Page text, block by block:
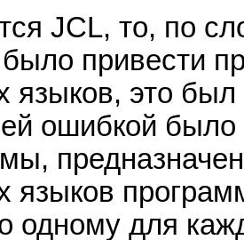
JCL, то, по
привести
языков, это
ошибкой было
языков
одному для